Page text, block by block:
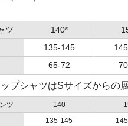
ツ 140*
135-145
65-72
プシャツはSサイズからの
ツ 140
135-145